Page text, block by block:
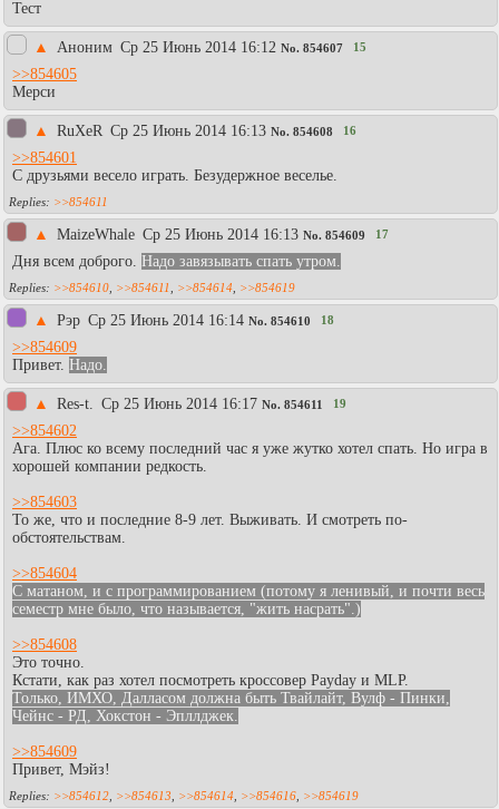
Тест
▲ Аноним Ср 25 Июнь 2014 16:12 No. 854607 15
>>854605
Мерси
▲ RuXeR Ср 25 Июнь 2014 16:13 No. 854608 16
>>854601
С друзьями весело играть. Безудержное веселье.
>>854611
▲ MaizeWhale Ср 25 Июнь 2014 16:13 No. 854609 17
Дня всем доброго. Надо завязывать спать утром.
>>854610 >>854611 >>854614 >>854619
▲ Рэр Ср 25 Июнь 2014 16:14 No. 854610 18
>>854609
Привет. Надо.
▲ Res-t. Ср 25 Июнь 2014 16:17 No. 854611 19
>>854602
Ага. Плюс ко всему последний час я уже жутко хотел спать. Но игра в
хорошей компании редкость.
>>854603
То же, что и последние 8-9 лет. Выживать. И смотреть по-
обстоятельствам.
>>854604
С матаном, и с программированием (потому я ленивый, и почти весь
семестр мне было, что называется, "жить насрать".)
>>854608
Это точно.
Кстати, как раз хотел посмотреть кроссовер Payday и MLP.
Только, ИМХО, Далласом должна быть Твайлайт, Вулф - Пинки,
Чейнс - РД, Хокстон - Эпллджек.
>>854609
Привет, Мэйз!
>>854612 >>854613 >>854614 >>854616 >>854619